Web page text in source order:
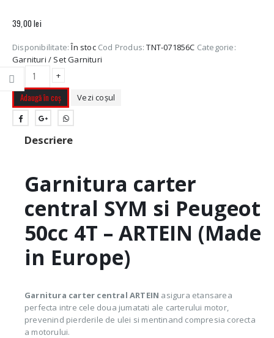
39,00lei
Disponibilitate:În stoc Cod Produs:TNT-071856C Categorie:
Garnituri / Set Garnituri
+
Adaugă în coș Vezi coșul
Descriere
Garnitura carter
central SYM si Peugeot
50cc 4T – ARTEIN (Made
in Europe)
Garnitura carter central ARTEIN asigura etansarea
perfecta intre cele doua jumatati ale carterului motor,
prevenind pierderile de ulei si mentinand compresia corecta
a motorului.